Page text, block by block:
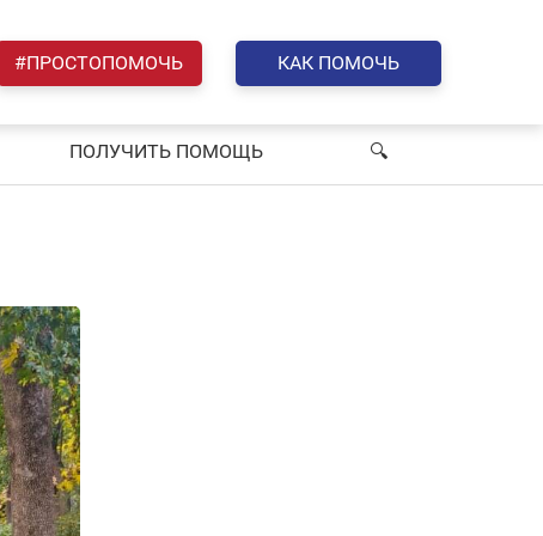
#ПРОСТОПОМОЧЬ КАК ПОМОЧЬ
ПОЛУЧИТЬ ПОМОЩЬ 🔍︎